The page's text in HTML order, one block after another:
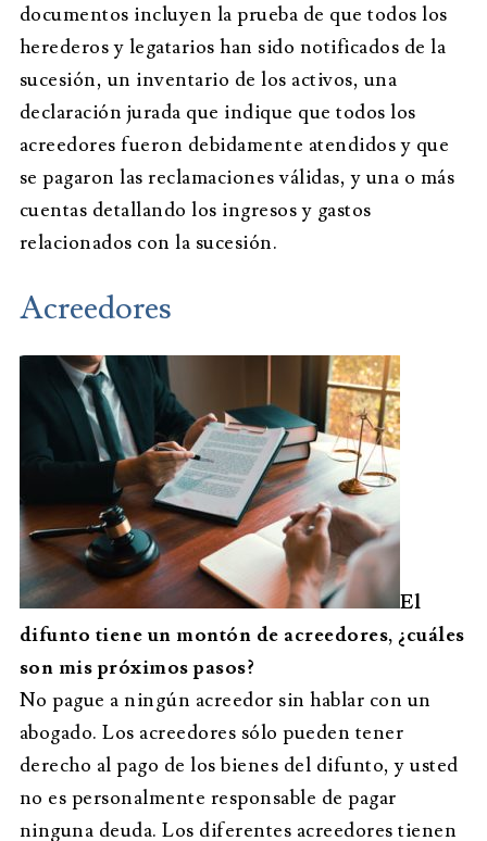
documentos incluyen la prueba de que todos los
herederos y legatarios han sido notificados de la
sucesión, un inventario de los activos, una
declaración jurada que indique que todos los
acreedores fueron debidamente atendidos y que
se pagaron las reclamaciones válidas, y una o más
cuentas detallando los ingresos y gastos
relacionados con la sucesión.
Acreedores
El
difunto tiene un montón de acreedores, ¿cuáles
son mis próximos pasos?
No pague a ningún acreedor sin hablar con un
abogado. Los acreedores sólo pueden tener
derecho al pago de los bienes del difunto, y usted
no es personalmente responsable de pagar
ninguna deuda. Los diferentes acreedores tienen